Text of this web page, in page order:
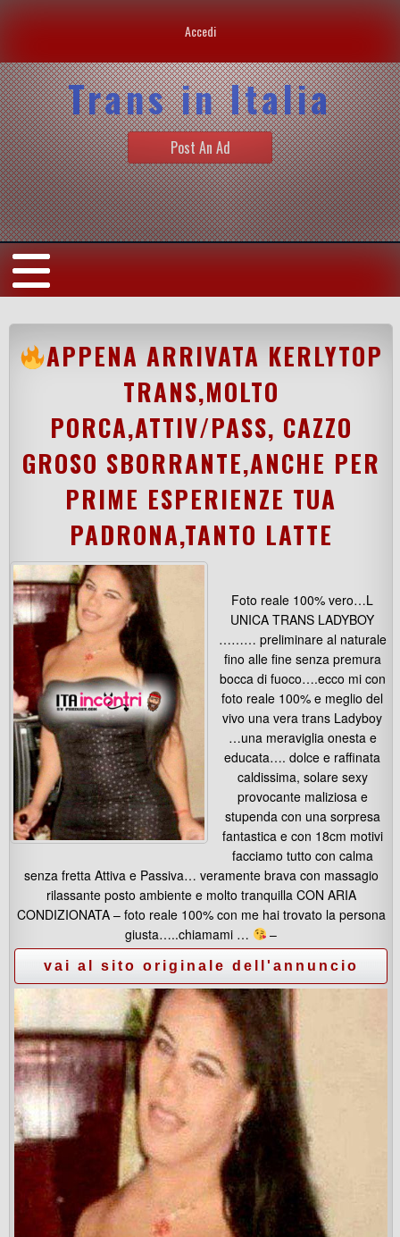
Accedi
Trans in Italia
Post An Ad
APPENA ARRIVATA KERLYTOP
TRANS,MOLTO
PORCA,ATTIV/PASS, CAZZO
GROSO SBORRANTE,ANCHE PER
PRIME ESPERIENZE TUA
PADRONA,TANTO LATTE
Foto reale 100% vero…L
UNICA TRANS LADYBOY
……… preliminare al naturale
fino alle fine senza premura
bocca di fuoco….ecco mi con
foto reale 100% e meglio del
vivo una vera trans Ladyboy
…una meraviglia onesta e
educata…. dolce e raffinata
caldissima, solare sexy
provocante maliziosa e
stupenda con una sorpresa
fantastica e con 18cm motivi
facciamo tutto con calma
senza fretta Attiva e Passiva… veramente brava con massagio
rilassante posto ambiente e molto tranquilla CON ARIA
CONDIZIONATA – foto reale 100% con me hai trovato la persona
giusta…..chiamami …
–